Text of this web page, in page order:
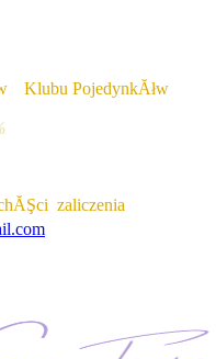
Klubu PojedynkĂłw.
zaliczenia